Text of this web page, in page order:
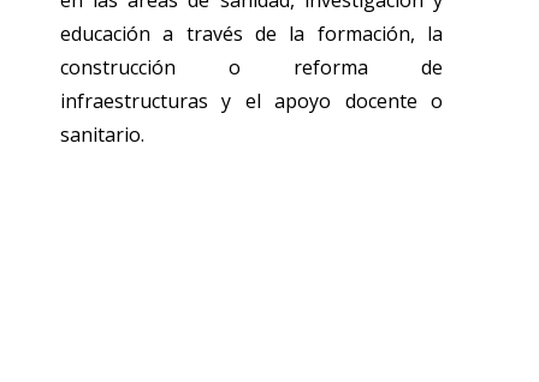
educación a través de la formación, la
construcción o reforma de
infraestructuras y el apoyo docente o
sanitario.